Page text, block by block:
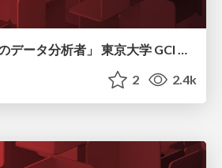
2 2.4k